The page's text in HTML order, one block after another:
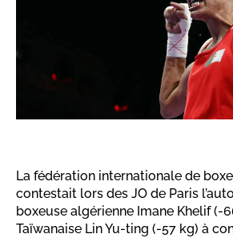
La fédération internationale de
contestait lors des JO de Paris
boxeuse algérienne Imane Khelif (-
Taïwanaise Lin Yu-ting (-57 kg) à